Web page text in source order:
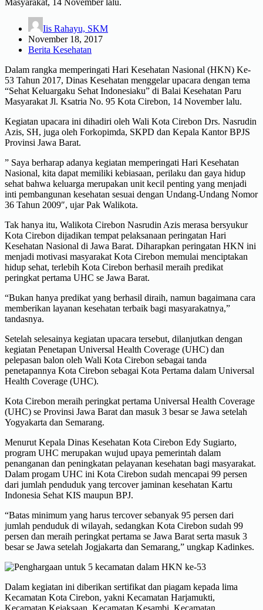
Iis Rahayu, SKM
November 18, 2017
Berita Kesehatan
Dalam rangka memperingati Hari Kesehatan Nasional (HKN) Ke-
53 Tahun 2017, Dinas Kesehatan menggelar upacara dengan tema
“Sehat Keluargaku Sehat Indonesiaku” di Balai Kesehatan Paru
Masyarakat Jl. Ksatria No. 95 Kota Cirebon, 14 November lalu.
Kegiatan upacara ini dihadiri oleh Wali Kota Cirebon Drs. Nasrudin
Azis, SH, juga oleh Forkopimda, SKPD dan Kepala Kantor BPJS
Provinsi Jawa Barat.
” Saya berharap adanya kegiatan memperingati Hari Kesehatan
Nasional, kita dapat memiliki kebiasaan, perilaku dan gaya hidup
sehat bahwa keluarga merupakan unit kecil penting yang menjadi
inti pembangunan kesehatan sesuai dengan Undang-Undang Nomor
36 Tahun 2009″, ujar Pak Walikota.
Tak hanya itu, Walikota Cirebon Nasrudin Azis merasa bersyukur
Kota Cirebon dijadikan tempat pelaksanaan peringatan Hari
Kesehatan Nasional di Jawa Barat. Diharapkan peringatan HKN ini
menjadi motivasi masyarakat Kota Cirebon memulai menciptakan
hidup sehat, terlebih Kota Cirebon berhasil meraih predikat
peringkat pertama UHC se Jawa Barat.
“Bukan hanya predikat yang berhasil diraih, namun bagaimana cara
memberikan layanan kesehatan terbaik bagi masyarakatnya,”
tandasnya.
Setelah selesainya kegiatan upacara tersebut, dilanjutkan dengan
kegiatan Penetapan Universal Health Coverage (UHC) dan
pelepasan balon oleh Wali Kota Cirebon sebagai tanda
penetapannya Kota Cirebon sebagai Kota Pertama dalam Universal
Health Coverage (UHC).
Kota Cirebon meraih peringkat pertama Universal Health Coverage
(UHC) se Provinsi Jawa Barat dan masuk 3 besar se Jawa setelah
Yogyakarta dan Semarang.
Menurut Kepala Dinas Kesehatan Kota Cirebon Edy Sugiarto,
program UHC merupakan wujud upaya pemerintah dalam
penanganan dan peningkatan pelayanan kesehatan bagi masyarakat.
Dalam progam UHC ini Kota Cirebon sudah mencapai 99 persen
dari jumlah penduduk yang tercover jaminan kesehatan Kartu
Indonesia Sehat KIS maupun BPJ.
“Batas minimum yang harus tercover sebanyak 95 persen dari
jumlah penduduk di wilayah, sedangkan Kota Cirebon sudah 99
persen dan meraih peringkat pertama se Jawa Barat serta masuk 3
besar se Jawa setelah Jogjakarta dan Semarang,” ungkap Kadinkes.
Dalam kegiatan ini diberikan sertifikat dan piagam kepada lima
Kecamatan Kota Cirebon, yakni Kecamatan Harjamukti,
Kecamatan Kejaksaan, Kecamatan Kesambi, Kecamatan